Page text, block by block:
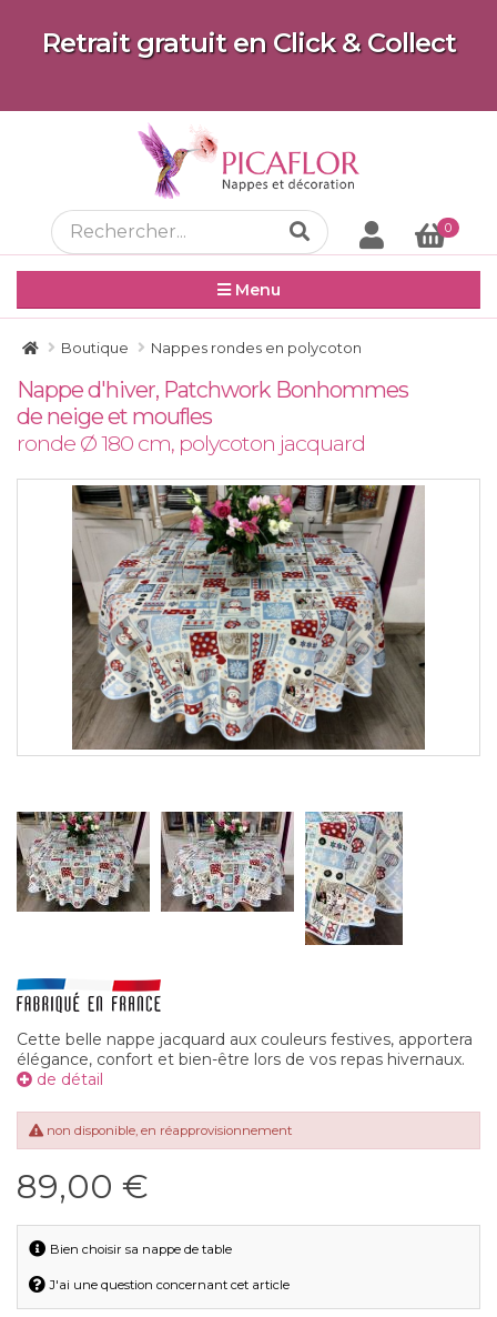
Retrait gratuit en Click & Collect
0
Menu
Boutique Nappes rondes en polycoton
Nappe d'hiver, Patchwork Bonhommes
de neige et moufles
ronde Ø 180 cm, polycoton jacquard
Cette belle nappe jacquard aux couleurs festives, apportera
élégance, confort et bien-être lors de vos repas hivernaux.
de détail
non disponible, en réapprovisionnement
89,00 €
Bien choisir sa nappe de table
J'ai une question concernant cet article